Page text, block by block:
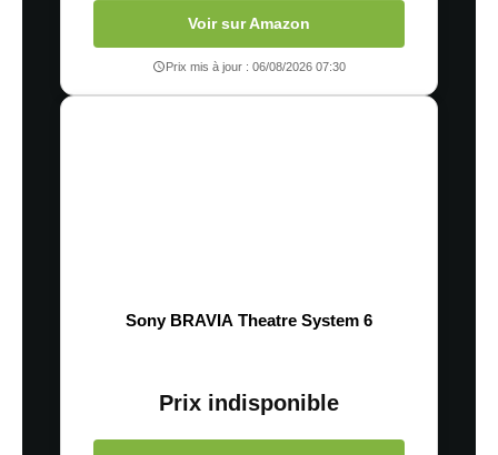
Voir sur Amazon
Prix mis à jour : 06/08/2026 07:30
Sony BRAVIA Theatre System 6
Prix indisponible